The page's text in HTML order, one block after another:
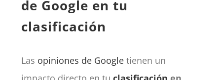
de Google en tu
clasificación
Las opiniones de Googletienen un